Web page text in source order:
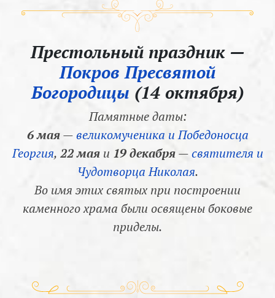
Престольный праздник —
Покров Пресвятой
Богородицы (14 октября)
Памятные даты:
6 мая—великомученика и Победоносца
Георгия, 22 маяи 19 декабря—святителя и
Чудотворца Николая.
Во имя этих святых при построении
каменного храма были освящены боковые
приделы.